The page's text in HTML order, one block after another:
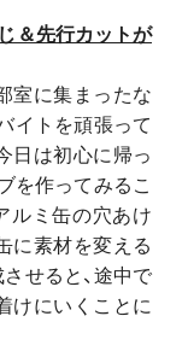
＆先行カットが
室に集まったな
イトを頑張って
日は初心に帰っ
を作ってみるこ
ルミ缶の穴あけ
に素材を変える
せると、途中で
けにいくことに